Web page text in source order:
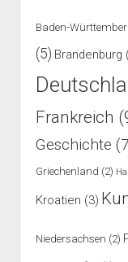
Baden-
(5) Brandenburg
Frankreich
Geschichte
Griechenland (2)
Kroatien (3)
Niedersachsen (2)